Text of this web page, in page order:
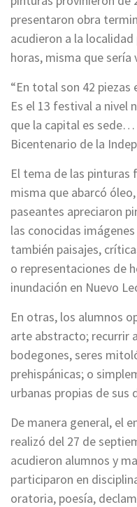
presentaron obra
acudieron a la
horas, misma que
“En total son 42 piezas
Es el 13 festival a nivel
que la capital es
Bicentenario de la
El tema de las pinturas
misma que abarcó
paseantes apreciaron
las conocidas
también paisajes,
o representaciones de
inundación en Nuevo
En otras, los alumnos
arte abstracto; recurrir
bodegones, seres
prehispánicas; o
urbanas propias de
De manera general, el
realizó del 27 de
acudieron alumnos y
participaron en
oratoria, poesía,